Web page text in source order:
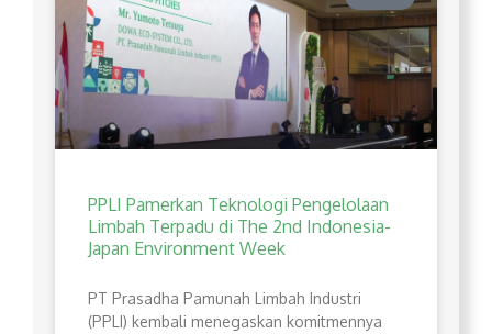
PPLI Pamerkan Teknologi Pengelolaan
Limbah Terpadu di The 2nd Indonesia-
Japan Environment Week
PT Prasadha Pamunah Limbah Industri
(PPLI) kembali menegaskan komitmennya